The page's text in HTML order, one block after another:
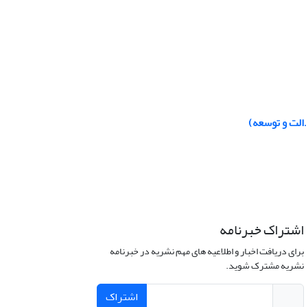
و توسعه)
اشتراک خبرنامه
برای دریافت اخبار و اطلاعیه های مهم نشریه در خبرنامه
نشریه مشترک شوید.
اشتراک